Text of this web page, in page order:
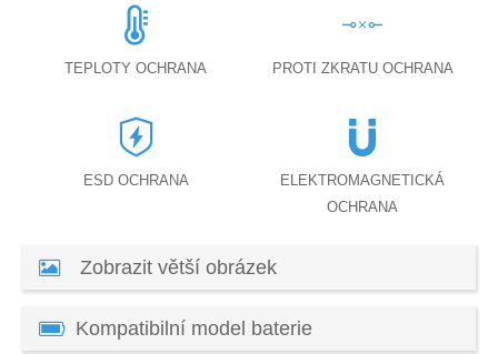
TEPLOTY OCHRANA PROTI ZKRATU OCHRANA
ESD OCHRANA
ELEKTROMAGNETICKÁ
OCHRANA
Zobrazit větší obrázek
Kompatibilní model baterie